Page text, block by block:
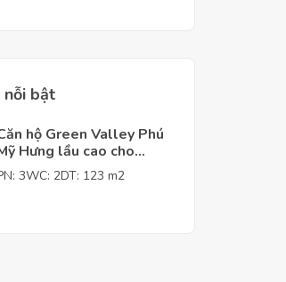
nỗi bật
hộ Green Valley Phú
Hưng lầu cao cho
giá tốt
3WC: 2DT: 123 m2